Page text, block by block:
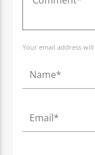
Your email address